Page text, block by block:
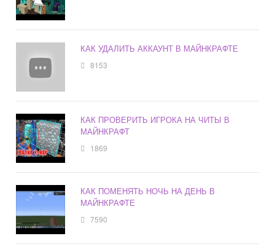
КАК УДАЛИТЬ АККАУНТ В МАЙНКРАФТЕ
8153
КАК ПРОВЕРИТЬ ИГРОКА НА ЧИТЫ В
МАЙНКРАФТ
1869
КАК ПОМЕНЯТЬ НОЧЬ НА ДЕНЬ В
МАЙНКРАФТЕ
7590